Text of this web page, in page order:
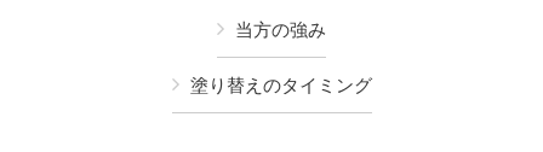
当方の強み
塗り替えのタイミング